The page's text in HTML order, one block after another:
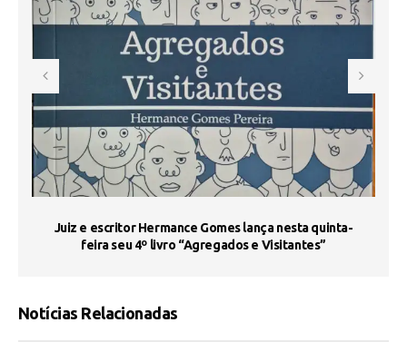
Juiz e escritor Hermance Gomes lança nesta quinta-
feira seu 4º livro “Agregados e Visitantes”
Notícias Relacionadas